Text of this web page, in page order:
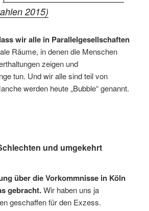
2015)
wir alle in Parallelgesellschaften
Räume, in denen die Menschen
zeigen und
tun. Und wir alle sind teil von
werden heute „Bubble“ genannt.
und umgekehrt
über die Vorkommnisse in Köln
gebracht.Wir haben uns ja
geschaffen für den Exzess.